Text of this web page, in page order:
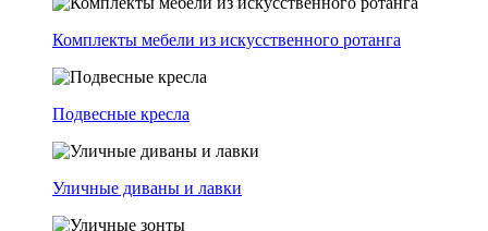
Комплекты мебели из искусственного ротанга
Подвесные кресла
Уличные диваны и лавки